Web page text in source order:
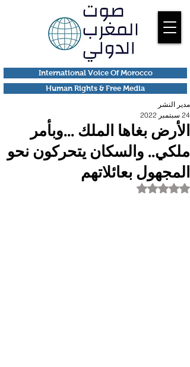
Human Rights & Free Media
International Voice Of Morocco
الأرض بغاها الملك ...وبأمر
ملكي.. والسكان يتحركون نحو
المجهول بعائلاتهم
مدير النشر
24 سبتمبر 2022
تم التقييم بـ ليس رقمًا من أصل 5 نجوم.